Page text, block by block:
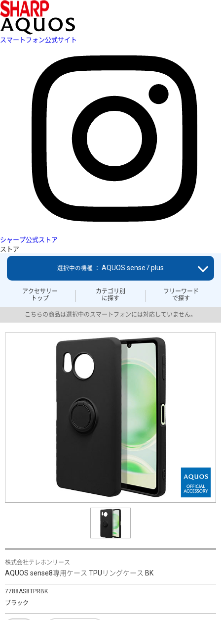
スマートフォン公式サイト
シャープ公式ストア
ストア
アクセサリー
トップ
カテゴリ別
に探す
フリーワード
で探す
選択中の機種 ： AQUOS sense7 plus
こちらの商品は選択中のスマートフォンには対応していません。
株式会社テレホンリース
AQUOS sense8専用ケース TPUリングケース BK
7788AS8TPRBK
ブラック